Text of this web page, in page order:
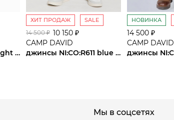
сайте СДЭК
джинсы NI:CO:R611 light blue jogg
ХИТ ПРОДАЖ SALE
14 500 ₽ 10 150 ₽
CAMP DAVID
джинсы NI:CO:R611 blue black vintage
НОВИНКА
14 500 ₽
CAMP DAVID
Мы в соцсетях